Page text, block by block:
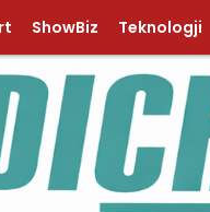
ShowBiz Teknologji